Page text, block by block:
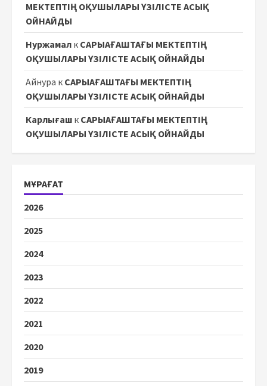
МЕКТЕПТІҢ ОҚУШЫЛАРЫ ҮЗІЛІСТЕ АСЫҚ
ОЙНАЙДЫ
Нуржамал к САРЫАҒАШТАҒЫ МЕКТЕПТІҢ
ОҚУШЫЛАРЫ ҮЗІЛІСТЕ АСЫҚ ОЙНАЙДЫ
Айнура к САРЫАҒАШТАҒЫ МЕКТЕПТІҢ
ОҚУШЫЛАРЫ ҮЗІЛІСТЕ АСЫҚ ОЙНАЙДЫ
Карлығаш к САРЫАҒАШТАҒЫ МЕКТЕПТІҢ
ОҚУШЫЛАРЫ ҮЗІЛІСТЕ АСЫҚ ОЙНАЙДЫ
МҰРАҒАТ
2026
2025
2024
2023
2022
2021
2020
2019